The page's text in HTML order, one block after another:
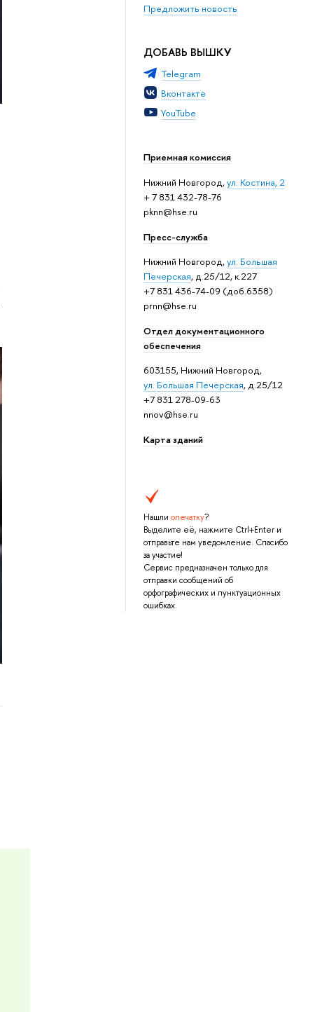
Предложить новость
ДОБАВЬ ВЫШКУ
Telegram
Вконтакте
YouTube
Приемная комиссия
Нижний Новгород,ул. Костина, 2
+ 7 831 432-78-76
pknn@hse.ru
Пресс-служба
Нижний Новгород,ул. Большая
Печерская, д.25/12, к.227
+7 831 436-74-09 (доб.6358)
prnn@hse.ru
Отдел документационного
обеспечения
603155, Нижний Новгород,
ул. Большая Печерская, д.25/12
+7 831 278-09-63
nnov@hse.ru
Карта зданий
Нашли опечатку?
Выделите её, нажмите Ctrl+Enter и
отправьте нам уведомление. Спасибо
за участие!
Сервис предназначен только для
отправки сообщений об
орфографических и пунктуационных
ошибках.